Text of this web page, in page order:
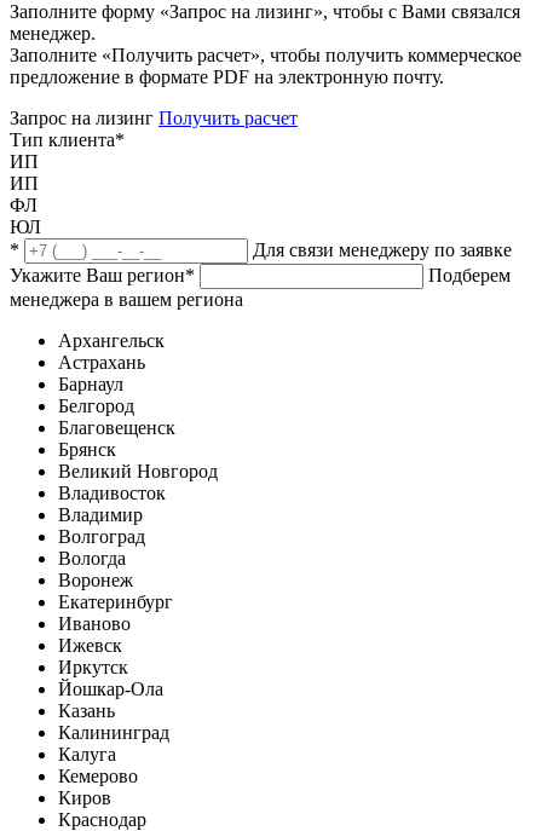
Заполните форму «Запрос на лизинг», чтобы с Вами связался
менеджер.
Заполните «Получить расчет», чтобы получить коммерческое
предложение в формате PDF на электронную почту.
Запрос на лизинг Получить расчет
Тип клиента*
ИП
ИП
ФЛ
ЮЛ
*
Для связи менеджеру по заявке
Укажите Ваш регион*
Подберем
менеджера в вашем региона
Архангельск
Астрахань
Барнаул
Белгород
Благовещенск
Брянск
Великий Новгород
Владивосток
Владимир
Волгоград
Вологда
Воронеж
Екатеринбург
Иваново
Ижевск
Иркутск
Йошкар-Ола
Казань
Калининград
Калуга
Кемерово
Киров
Краснодар